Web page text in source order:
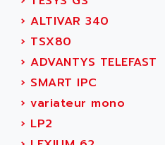
MULTICONTROL
SYSDRIVE
ACI
ACOPOS
760
BUG
ARSILICII
ARSOFT
ART
ARTECHE
ARTECHNIC
ARTESYN
› ALTIVAR 340
› TSX80
› ADVANTYS TELEFAST
› SMART IPC
› variateur mono
› LP2